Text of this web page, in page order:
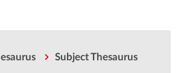
Subject Thesaurus